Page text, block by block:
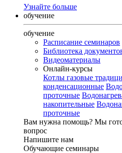
Узнайте больше
обучение
обучение
Расписание семинаров
Библиотека
Видеоматериалы
Онлайн-курсы
Котлы газовые
конденсационные
проточные
накопительные
проточные
Вам нужна помощь? Мы
вопрос
Напишите нам
Обучающие семинары